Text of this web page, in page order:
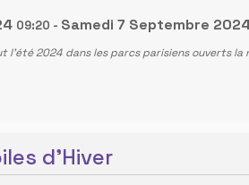
09:20 - Samedi 7 Septembre
l’été 2024 dans les parcs parisiens ouverts la
d'Hiver